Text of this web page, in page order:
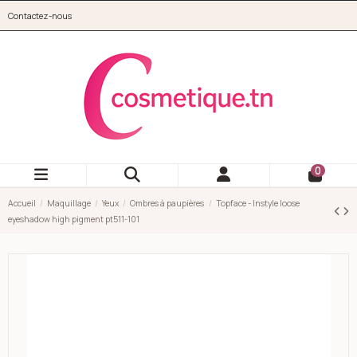
Contactez-nous
0
Accueil Maquillage Yeux Ombres à paupières
Topface - Instyle loose
eyeshadow high pigment pt511-101